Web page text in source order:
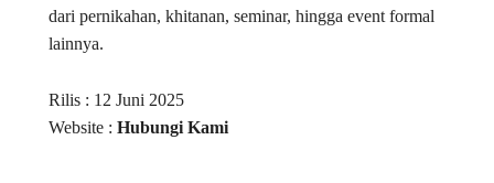
dari pernikahan, khitanan, seminar, hingga event formal
lainnya.
Rilis : 12 Juni 2025
Website : Hubungi Kami